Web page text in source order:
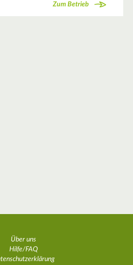
Zum Betrieb
Über uns
Hilfe/FAQ